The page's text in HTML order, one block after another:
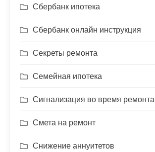
Сбербанк ипотека
Сбербанк онлайн инструкция
Секреты ремонта
Семейная ипотека
Сигнализация во время ремонта
Смета на ремонт
Снижение аннуитетов